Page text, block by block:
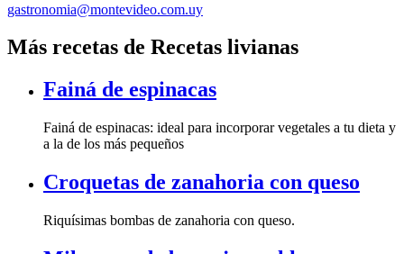
gastronomia@montevideo.com.uy
Más recetas de Recetas livianas
Fainá de espinacas
Fainá de espinacas: ideal para incorporar vegetales a tu dieta y
a la de los más pequeños
Croquetas de zanahoria con queso
Riquísimas bombas de zanahoria con queso.